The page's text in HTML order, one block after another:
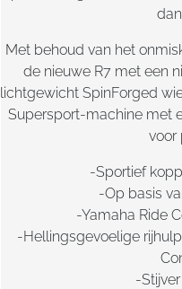
Met behoud van het
de nieuwe R7 met een
lichtgewicht SpinForged
Supersport-machine met
voor
-Sportief
-Op basis
-Yamaha Ride
-Hellingsgevoelige
-